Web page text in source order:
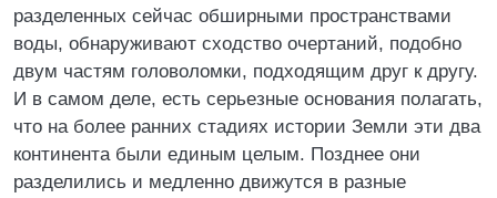
разделенных сейчас обширными пространствами
воды, обнаруживают сходство очертаний, подобно
двум частям головоломки, подходящим друг к другу.
И в самом деле, есть серьезные основания полагать,
что на более ранних стадиях истории Земли эти два
континента были единым целым. Позднее они
разделились и медленно движутся в разные